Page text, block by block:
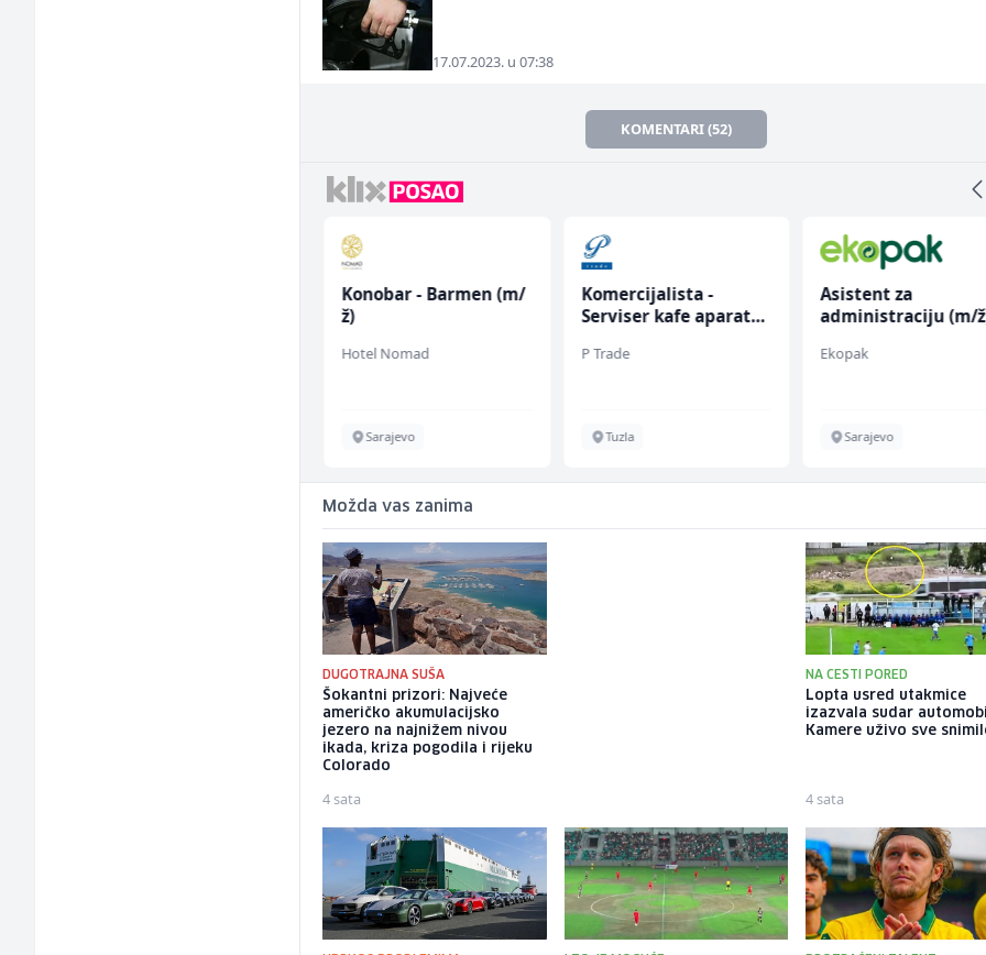
17.07.2023. u 07:38
KOMENTARI (52)
Konobar - Barmen (m/
ž)
Hotel Nomad
Sarajevo
Komercijalista -
Serviser kafe aparata
P Trade
Tuzla
Asistent za
administraciju (m/
Ekopak
Sarajevo
Možda vas zanima
DUGOTRAJNA SUŠA
Šokantni prizori: Najveće
američko akumulacijsko
jezero na najnižem nivou
ikada, kriza pogodila i rijeku
Colorado
4 sata
NA CESTI PORED
Lopta usred utakmice
izazvala sudar
Kamere uživo sve
4 sata